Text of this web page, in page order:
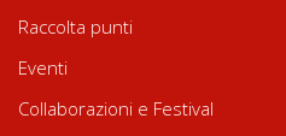
Raccolta punti
Eventi
Collaborazioni e Festival